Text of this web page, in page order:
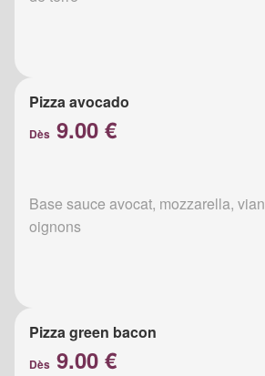
Pizza avocado
Dès 9.00 €
Base sauce avocat, mozzarella,
oignons
Pizza green bacon
Dès 9.00 €